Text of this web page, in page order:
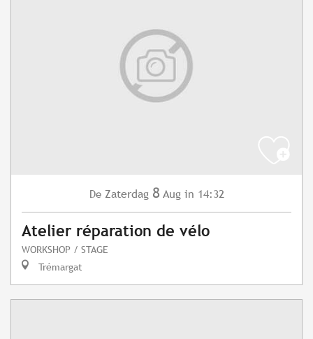
De Zaterdag 8 Aug in 14:32
Atelier réparation de vélo
WORKSHOP / STAGE
Trémargat